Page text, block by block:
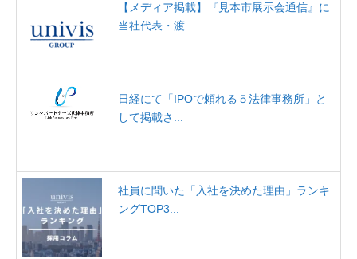
【メディア掲載】『見本市展示会通信』に
当社代表・渡...
日経にて「IPOで頼れる５法律事務所」と
して掲載さ...
社員に聞いた「入社を決めた理由」ランキ
ングTOP3...